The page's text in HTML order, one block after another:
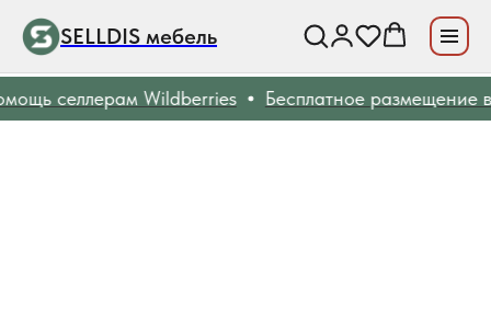
SELLDIS мебель
селлерам Wildberries Бесплатное размещение